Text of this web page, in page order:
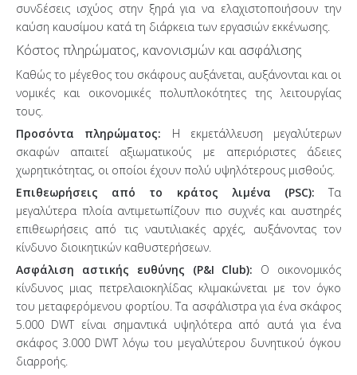
συνδέσεις ισχύος στην ξηρά για να ελαχιστοποιήσουν την
καύση καυσίμου κατά τη διάρκεια των εργασιών εκκένωσης.
Κόστος πληρώματος, κανονισμών και ασφάλισης
Καθώς το μέγεθος του σκάφους αυξάνεται, αυξάνονται και οι
νομικές και οικονομικές πολυπλοκότητες της λειτουργίας
τους.
Προσόντα πληρώματος: Η εκμετάλλευση μεγαλύτερων
σκαφών απαιτεί αξιωματικούς με απεριόριστες άδειες
χωρητικότητας, οι οποίοι έχουν πολύ υψηλότερους μισθούς.
Επιθεωρήσεις από το κράτος λιμένα (PSC): Τα
μεγαλύτερα πλοία αντιμετωπίζουν πιο συχνές και αυστηρές
επιθεωρήσεις από τις ναυτιλιακές αρχές, αυξάνοντας τον
κίνδυνο διοικητικών καθυστερήσεων.
Ασφάλιση αστικής ευθύνης (P&I Club): Ο οικονομικός
κίνδυνος μιας πετρελαιοκηλίδας κλιμακώνεται με τον όγκο
του μεταφερόμενου φορτίου. Τα ασφάλιστρα για ένα σκάφος
5.000 DWT είναι σημαντικά υψηλότερα από αυτά για ένα
σκάφος 3.000 DWT λόγω του μεγαλύτερου δυνητικού όγκου
διαρροής.